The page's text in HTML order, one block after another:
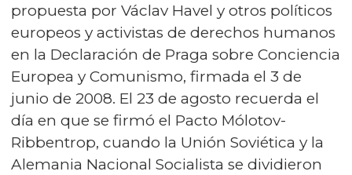
propuesta por Václav Havel y otros políticos
europeos y activistas de derechos humanos
en la Declaración de Praga sobre Conciencia
Europea y Comunismo, firmada el 3 de
junio de 2008. El 23 de agosto recuerda el
día en que se firmó el Pacto Mólotov-
Ribbentrop, cuando la Unión Soviética y la
Alemania Nacional Socialista se dividieron